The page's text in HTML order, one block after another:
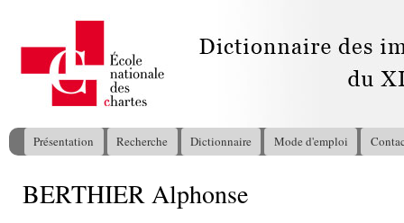
Menu principal
Présentation Recherche Dictionnaire Mode d'emploi
Vous êtes ici
BERTHIER Alphonse